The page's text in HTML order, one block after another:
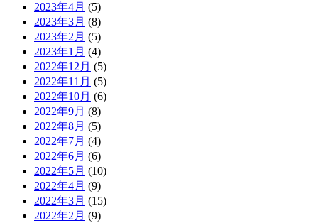
2023年4月 (5)
2023年3月 (8)
2023年2月 (5)
2023年1月 (4)
2022年12月 (5)
2022年11月 (5)
2022年10月 (6)
2022年9月 (8)
2022年8月 (5)
2022年7月 (4)
2022年6月 (6)
2022年5月 (10)
2022年4月 (9)
2022年3月 (15)
2022年2月 (9)